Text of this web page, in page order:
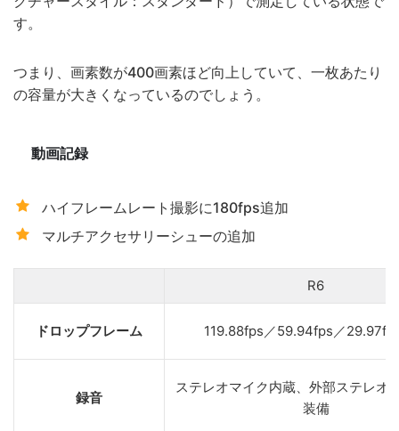
す。
つまり、画素数が400画素ほど向上していて、一枚あたり
の容量が大きくなっているのでしょう。
動画記録
ハイフレームレート撮影に180fps追加
マルチアクセサリーシューの追加
R6
ドロップフレーム 119.88fps／59.94fps／
録音
ステレオマイク内蔵、外部ステレオ
装備